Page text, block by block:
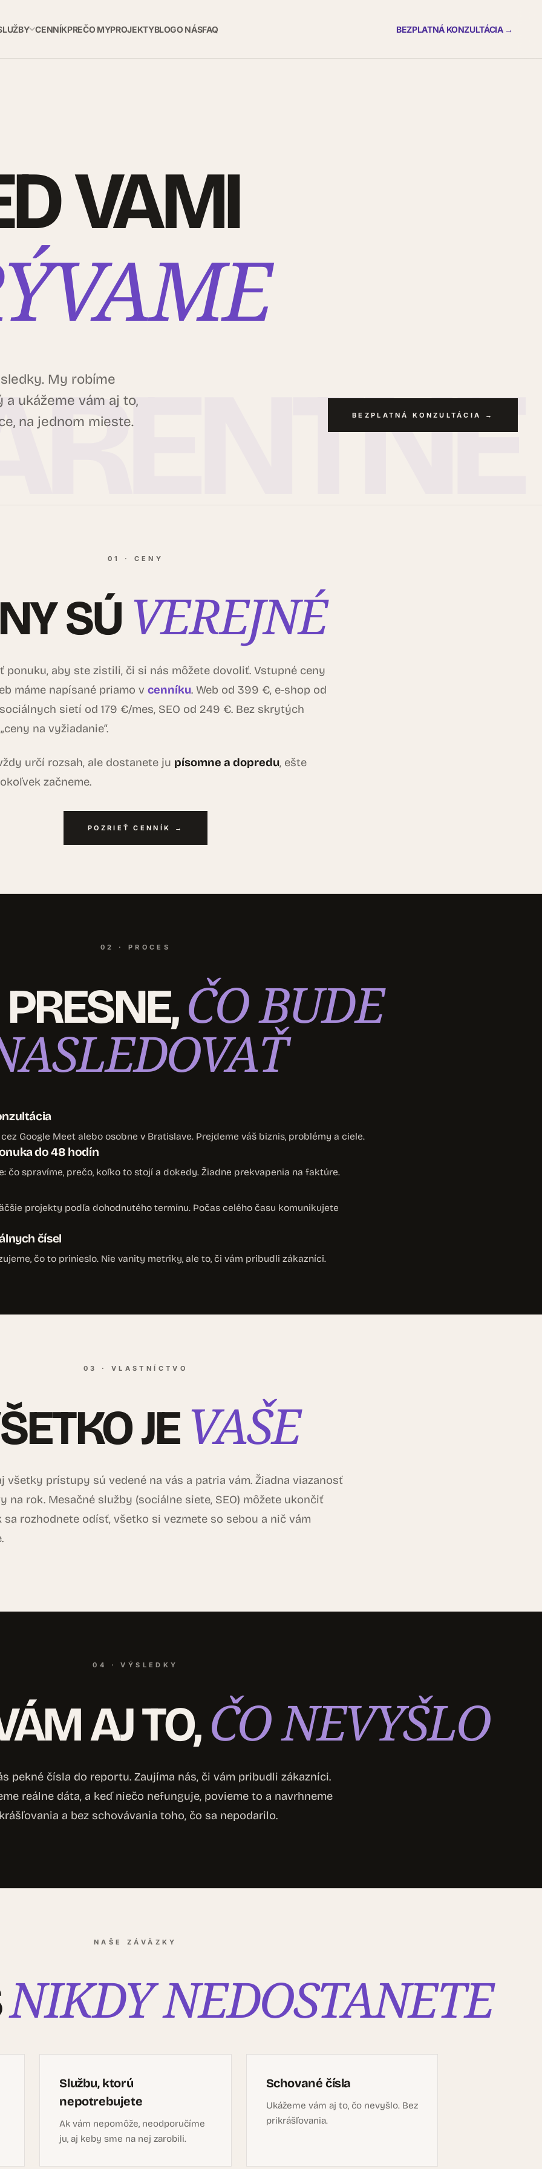
CENNÍKPREČO MYPROJEKTYBLOGO NÁSFAQ BEZPLATNÁ KONZULTÁCIA →
VAMI
My robíme
ukážeme vám aj to,
na jednom mieste.
BEZPLATNÁ KONZULTÁCIA →
01 · CENY
SÚ VEREJNÉ
ponuku, aby ste zistili, či si nás môžete dovoliť. Vstupné ceny
máme napísané priamo v cenníku. Web od 399 €, e-shop od
sietí od 179 €/mes, SEO od 249 €. Bez skrytých
na vyžiadanie“.
určí rozsah, ale dostanete ju písomne a dopredu, ešte
začneme.
POZRIEŤ CENNÍK →
02 · PROCES
ČO BUDE
Google Meet alebo osobne v Bratislave. Prejdeme váš biznis, problémy a ciele.
do 48 hodín
čo spravíme, prečo, koľko to stojí a dokedy. Žiadne prekvapenia na faktúre.
projekty podľa dohodnutého termínu. Počas celého času komunikujete
čísel
čo to prinieslo. Nie vanity metriky, ale to, či vám pribudli zákazníci.
03 · VLASTNÍCTVO
JEVAŠE
všetky prístupy sú vedené na vás a patria vám. Žiadna viazanosť
na rok. Mesačné služby (sociálne siete, SEO) môžete ukončiť
sa rozhodnete odísť, všetko si vezmete so sebou a nič vám
04 · VÝSLEDKY
AJ TO,ČO NEVYŠLO
pekné čísla do reportu. Zaujíma nás, či vám pribudli zákazníci.
reálne dáta, a keď niečo nefunguje, povieme to a navrhneme
a bez schovávania toho, čo sa nepodarilo.
NAŠE ZÁVÄZKY
NIKDY NEDOSTANETE
Službu, ktorú
nepotrebujete
Ak vám nepomôže, neodporučíme
ju, aj keby sme na nej zarobili.
Schované čísla
Ukážeme vám aj to, čo nevyšlo. Bez
prikrášľovania.